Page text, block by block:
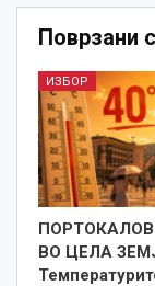
Поврзани
ИЗБОР
ВО ЦЕЛА